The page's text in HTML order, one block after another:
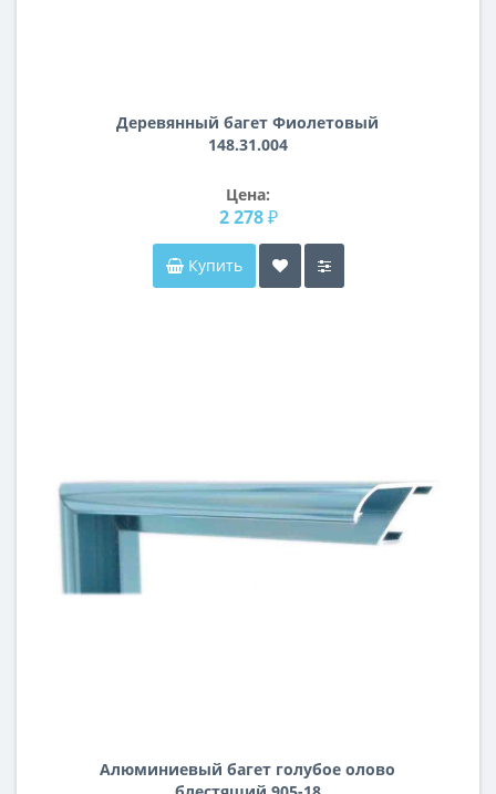
Деревянный багет Фиолетовый
148.31.004
Цена:
2 278 ₽
Купить
Алюминиевый багет голубое олово